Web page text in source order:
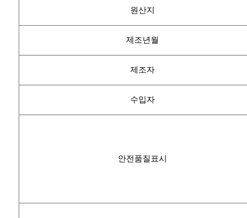
원산지
제조년월
제조자
수입자
안전품질표시